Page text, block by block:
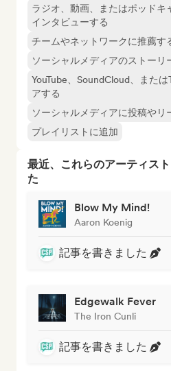
ラジオ、動画、またはポッドキ
インタビューする
チームやネットワークに推薦す
ソーシャルメディアのストーリ
YouTube、SoundCloud、また
アする
ソーシャルメディアに投稿やリ
プレイリストに追加
最近、これらのアーティス
た
Blow My Mind!
Aaron Koenig
記事を書きました
Edgewalk Fever
The Iron Cunli
記事を書きました